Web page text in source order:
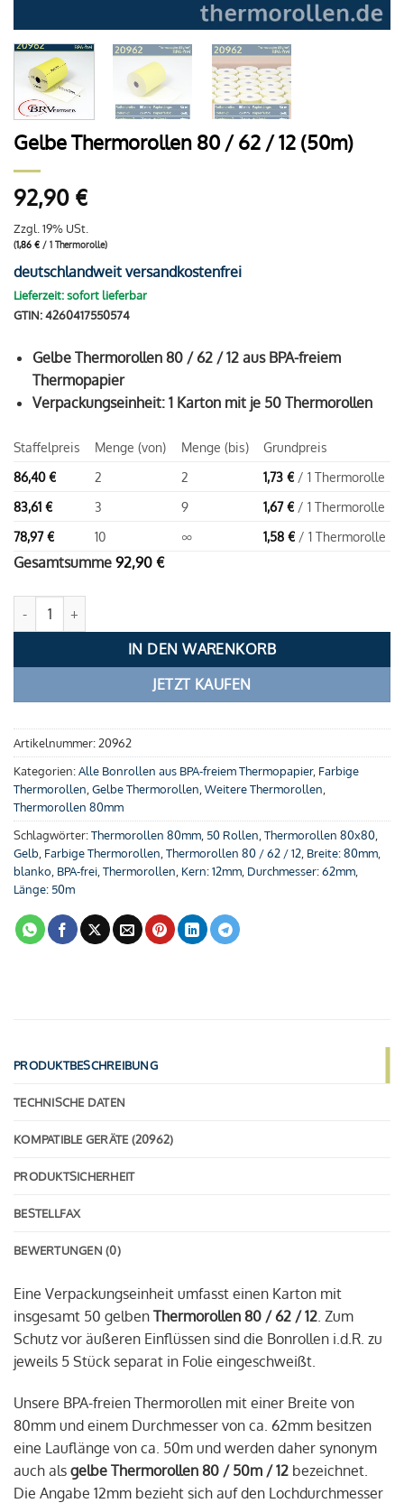
Gelbe Thermorollen 80 / 62 / 12 (50m)
92,90 €
Zzgl. 19% USt.
(1,86 € / 1 Thermorolle)
deutschlandweit versandkostenfrei
Lieferzeit: sofort lieferbar
GTIN: 4260417550574
Gelbe Thermorollen 80 / 62 / 12 aus BPA-freiem
Thermopapier
Verpackungseinheit: 1 Karton mit je 50 Thermorollen
Staffelpreis Menge (von) Menge (bis)
Grundpreis
86,40€ 2 2 1,73€ / 1 Thermorolle
83,61 € 3 9 1,67€ / 1 Thermorolle
78,97€ 10 ∞ 1,58€ / 1 Thermorolle
Gesamtsumme 92,90 €
Gelbe Thermorollen 80 / 62 / 12 (50m) Menge
IN DEN WARENKORB
JETZT KAUFEN
Artikelnummer:20962
Kategorien:Alle Bonrollen aus BPA-freiem Thermopapier, Farbige
Thermorollen,Gelbe Thermorollen,Weitere Thermorollen,
Thermorollen 80mm
Schlagwörter:Thermorollen 80mm, 50 Rollen,Thermorollen 80x80,
Gelb, Farbige Thermorollen,Thermorollen 80 / 62 / 12, Breite: 80mm,
blanko, BPA-frei,Thermorollen, Kern: 12mm, Durchmesser: 62mm,
Länge: 50m
PRODUKTBESCHREIBUNG
TECHNISCHE DATEN
KOMPATIBLE GERÄTE (20962)
PRODUKTSICHERHEIT
BESTELLFAX
BEWERTUNGEN (0)
Eine Verpackungseinheit umfasst einen Karton mit
insgesamt 50 gelben Thermorollen 80 / 62 / 12. Zum
Schutz vor äußeren Einflüssen sind die Bonrollen i.d.R. zu
jeweils 5 Stück separat in Folie eingeschweißt.
Unsere BPA-freien Thermorollen mit einer Breite von
80mm und einem Durchmesser von ca. 62mm besitzen
eine Lauflänge von ca. 50m und werden daher synonym
auch als gelbe Thermorollen 80 / 50m / 12 bezeichnet.
Die Angabe 12mm bezieht sich auf den Lochdurchmesser